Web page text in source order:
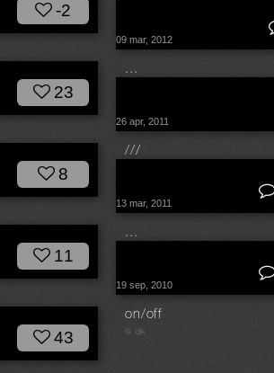
-2
09 mar, 2012
...
23
26 apr, 2011
///
8
13 mar, 2011
...
11
19 sep, 2010
on/off
© dk
43